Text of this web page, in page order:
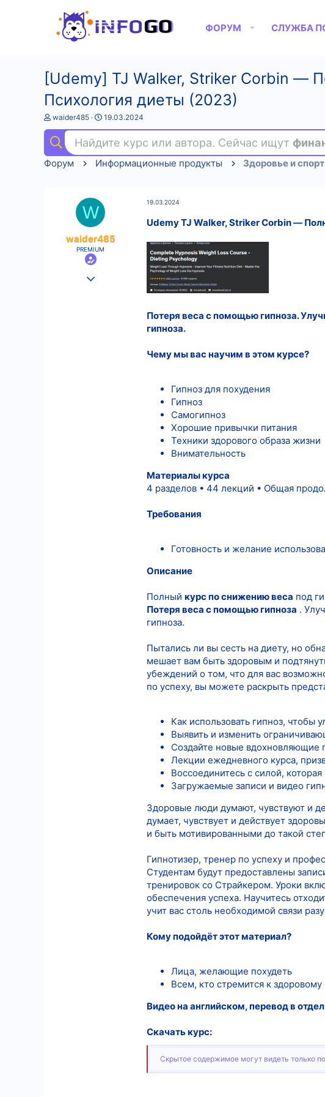
ФОРУМ СЛУЖБА
[Udemy] TJ Walker, Striker Corbin ―
Психология диеты (2023)
А
т
о
р
т
waider485
Д
а
н
а
а
19.03.2024
Найдите курс или автора. Сейчас ищут
Форум
Информационные продукты Здоровье и спорт
W
waider485
PREMIUM
19.03.2024
Udemy TJ Walker, Striker Corbin ―
Потеря веса с помощью гипноза.
гипноза.
Чему мы вас научим в этом курсе?
Гипноз для похудения
Гипноз
Самогипноз
Хорошие привычки питания
Техники здорового образа жизни
Внимательность
Материалы курса
4 разделов • 44 лекций • Общая
Требования
Готовность и желание
Описание
Полный курс по снижению веса под
Потеря веса с помощью гипноза .
гипноза.
Пытались ли вы сесть на диету, но
мешает вам быть здоровым и
убеждений о том, что для вас
по успеху, вы можете раскрыть
Как использовать гипноз, чтобы
Выявить и изменить
Создайте новые вдохновляющие
Лекции ежедневного курса,
Воссоединитесь с силой, которая
Загружаемые записи и видео
Здоровые люди думают, чувствуют и
думает, чувствует и действует
и быть мотивированными до такой
Гипнотизер, тренер по успеху и
Студентам будут предоставлены
тренировок со Страйкером. Уроки
обеспечения успеха. Научитесь
учит вас столь необходимой связи
Кому подойдёт этот материал?
Лица, желающие похудеть
Всем, кто стремится к здоровому
Видео на английском, перевод в
Скачать курс:
Скрытое содержимое могут видеть только